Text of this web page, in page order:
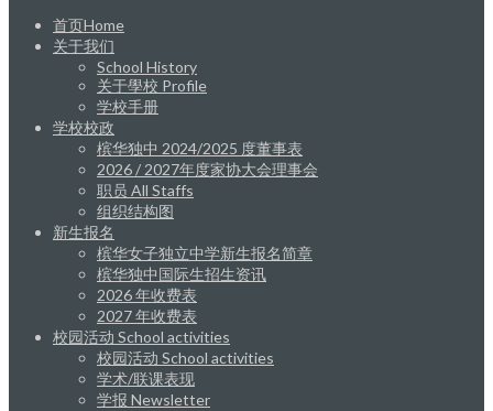
首页Home
关于我们
School History
关于學校 Profile
学校手册
学校校政
槟华独中 2024/2025 度董事表
2026 / 2027年度家协大会理事会
职员 All Staffs
组织结构图
新生报名
槟华女子独立中学新生报名简章
槟华独中国际生招生资讯
2026 年收费表
2027 年收费表
校园活动 School activities
校园活动 School activities
学术/联课表现
学报 Newsletter